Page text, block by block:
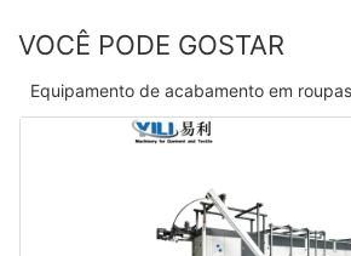
VOCÊ PODE GOSTAR
Equipamento de acabamento em roupas